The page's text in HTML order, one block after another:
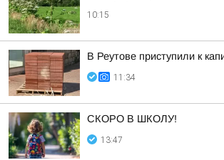
10:15
В Реутове приступили к
11:34
СКОРО В ШКОЛУ!
13:47